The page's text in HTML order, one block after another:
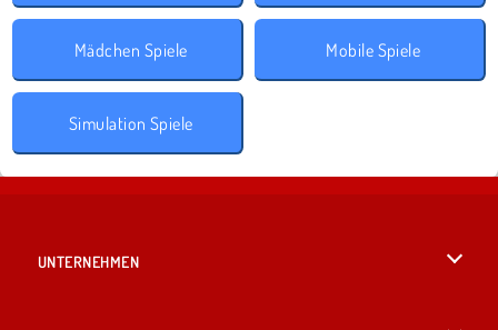
Mädchen Spiele Mobile Spiele
Simulation Spiele
UNTERNEHMEN